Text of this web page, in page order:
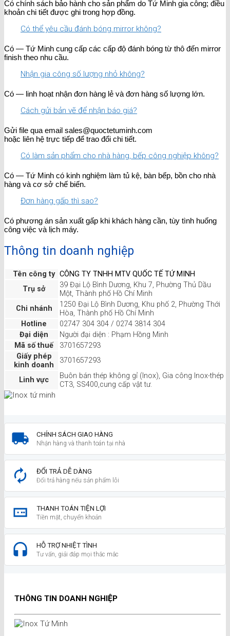
Có chính sách bảo hành cho sản phẩm do Tứ Minh gia công; điều
khoản chi tiết được ghi trong hợp đồng.
Có thể yêu cầu đánh bóng mirror không?
Có — Tứ Minh cung cấp các cấp độ đánh bóng từ thô đến mirror
finish theo nhu cầu.
Nhận gia công số lượng nhỏ không?
Có — linh hoạt nhận đơn hàng lẻ và đơn hàng số lượng lớn.
Cách gửi bản vẽ để nhận báo giá?
Gửi file qua email sales@quoctetuminh.com
hoặc liên hệ trực tiếp để trao đổi chi tiết.
Có làm sản phẩm cho nhà hàng, bếp công nghiệp không?
Có — Tứ Minh có kinh nghiệm làm tủ kệ, bàn bếp, bồn cho nhà
hàng và cơ sở chế biến.
Đơn hàng gấp thì sao?
Có phương án sản xuất gấp khi khách hàng cần, tùy tình huống
công việc và lịch máy.
Thông tin doanh nghiệp
Tên công ty CÔNG TY TNHH MTV QUỐC TẾ TỨ MINH
Trụ sở
39 Đại Lộ Bình Dương, Khu 7, Phường Thủ Dầu
Một, Thành phố Hồ Chí Minh
Chi nhánh
1250 Đại Lộ Bình Dương, Khu phố 2, Phường Thới
Hòa, Thành phố Hồ Chí Minh
Hotline
02747 304 304 / 0274 3814 304
Đại diện
Người đại diện : Phạm Hồng Minh
Mã số thuế
3701657293
Giấy phép
kinh doanh
3701657293
Linh vực
Buôn bán thép không gỉ (Inox), Gia công Inox-thép
CT3, SS400,cung cấp vật tư.
CHÍNH SÁCH GIAO HÀNG
Nhận hàng và thanh toán tại nhà
ĐỔI TRẢ DỄ DÀNG
Đổi trả hàng nếu sản phẩm lỗi
THANH TOÁN TIỆN LỢI
Tiền mặt, chuyển khoản
HỖ TRỢ NHIỆT TÌNH
Tư vấn, giải đáp mọi thắc mắc
THÔNG TIN DOANH NGHIỆP